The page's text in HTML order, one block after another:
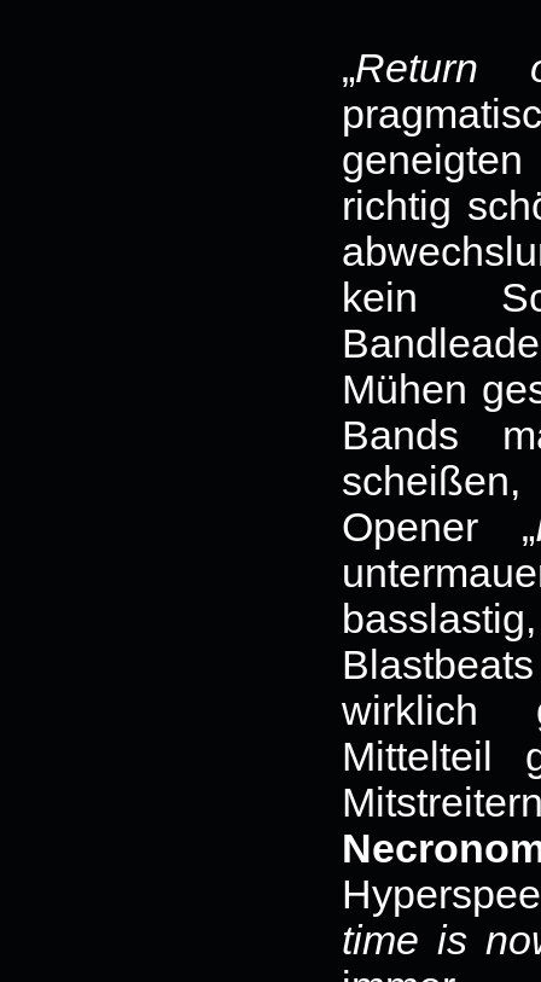
„Return
richtig
kein
Mühen
Bands
Opener „
wirklich
Mittelteil
time is